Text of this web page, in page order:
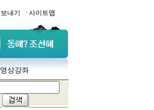
내기 · 사이트맵
상강좌